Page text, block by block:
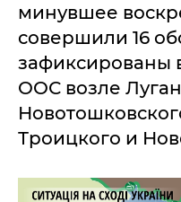
минувшее
совершили 16
зафиксированы
ООС возле
Троицкого и